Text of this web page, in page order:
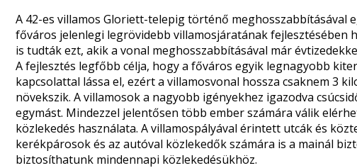
A 42-es villamos Gloriett-telepig történő meghosszabbításával
főváros jelenlegi legrövidebb villamosjáratának fejlesztésében
is tudták ezt, akik a vonal meghosszabbításával már
A fejlesztés legfőbb célja, hogy a főváros egyik legnagyobb
kapcsolattal lássa el, ezért a villamosvonal hossza csaknem 3
növekszik. A villamosok a nagyobb igényekhez igazodva
egymást. Mindezzel jelentősen több ember számára válik
közlekedés használata. A villamospályával érintett utcák és
kerékpárosok és az autóval közlekedők számára is a mainál
biztosíthatunk mindennapi közlekedésükhöz.